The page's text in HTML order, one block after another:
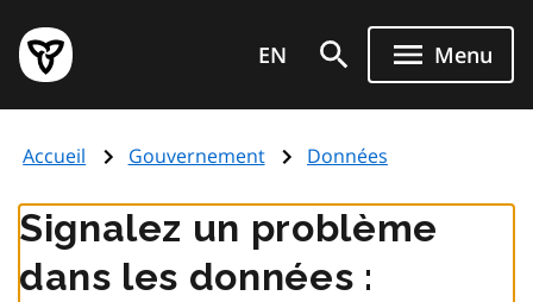
au
contenu
principal
Page
d'accueil
de
EN Menu
Accueil Gouvernement Données
Signalez un problème
dans les données :